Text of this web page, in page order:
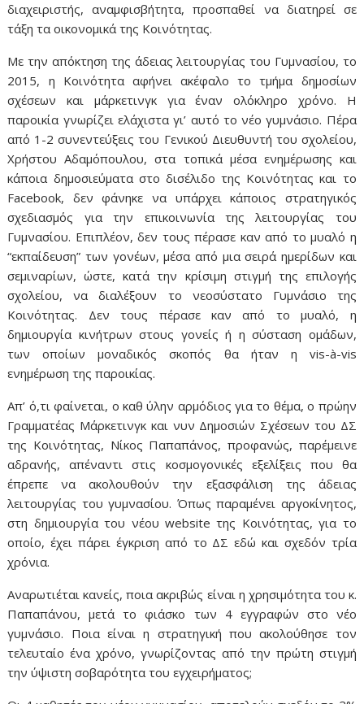
διαχειριστής, αναμφισβήτητα, προσπαθεί να διατηρεί σε
τάξη τα οικονομικά της Κοινότητας.
Με την απόκτηση της άδειας λειτουργίας του Γυμνασίου, το
2015, η Κοινότητα αφήνει ακέφαλο το τμήμα δημοσίων
σχέσεων και μάρκετινγκ για έναν ολόκληρο χρόνο. Η
παροικία γνωρίζει ελάχιστα γι’ αυτό το νέο γυμνάσιο. Πέρα
από 1-2 συνεντεύξεις του Γενικού Διευθυντή του σχολείου,
Χρήστου Αδαμόπουλου, στα τοπικά μέσα ενημέρωσης και
κάποια δημοσιεύματα στο δισέλιδο της Κοινότητας και το
Facebook, δεν φάνηκε να υπάρχει κάποιος στρατηγικός
σχεδιασμός για την επικοινωνία της λειτουργίας του
Γυμνασίου. Επιπλέον, δεν τους πέρασε καν από το μυαλό η
“εκπαίδευση” των γονέων, μέσα από μια σειρά ημερίδων και
σεμιναρίων, ώστε, κατά την κρίσιμη στιγμή της επιλογής
σχολείου, να διαλέξουν το νεοσύστατο Γυμνάσιο της
Κοινότητας. Δεν τους πέρασε καν από το μυαλό, η
δημιουργία κινήτρων στους γονείς ή η σύσταση ομάδων,
των οποίων μοναδικός σκοπός θα ήταν η vis-à-vis
ενημέρωση της παροικίας.
Απ’ ό,τι φαίνεται, ο καθ ύλην αρμόδιος για το θέμα, ο πρώην
Γραμματέας Μάρκετινγκ και νυν Δημοσιών Σχέσεων του ΔΣ
της Κοινότητας, Νίκος Παπαπάνος, προφανώς, παρέμεινε
αδρανής, απέναντι στις κοσμογονικές εξελίξεις που θα
έπρεπε να ακολουθούν την εξασφάλιση της άδειας
λειτουργίας του γυμνασίου. Όπως παραμένει αργοκίνητος,
στη δημιουργία του νέου website της Κοινότητας, για το
οποίο, έχει πάρει έγκριση από το ΔΣ εδώ και σχεδόν τρία
χρόνια.
Αναρωτιέται κανείς, ποια ακριβώς είναι η χρησιμότητα του κ.
Παπαπάνου, μετά το φιάσκο των 4 εγγραφών στο νέο
γυμνάσιο. Ποια είναι η στρατηγική που ακολούθησε τον
τελευταίο ένα χρόνο, γνωρίζοντας από την πρώτη στιγμή
την ύψιστη σοβαρότητα του εγχειρήματος;